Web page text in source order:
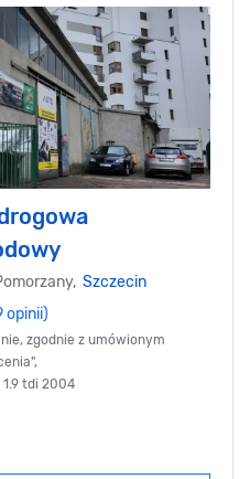
Szczecin
opinii)
zgodnie z umówionym
1.9 tdi 2004